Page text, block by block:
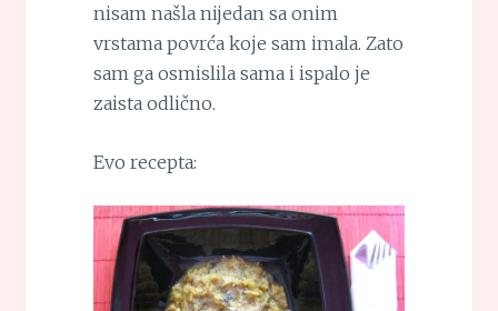
nisam našla nijedan sa onim
vrstama povrća koje sam imala. Zato
sam ga osmislila sama i ispalo je
zaista odlično.
Evo recepta: